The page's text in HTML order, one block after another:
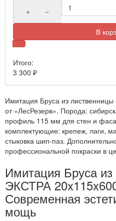
+
−
В
Итого:
3 300 ₽
Имитация Бруса из
от «ЛесРезерв». Порода:
профиль 115 мм для стен и
комплектующие: крепеж, лаги,
стыковка шип-паз.
профессиональной покраски в
Имитация Бруса
ЭКСТРА
Современная
мощь